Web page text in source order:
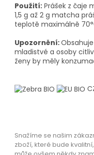
Použití: Prášek z čaje
1,5 g až 2 g matcha
teplotě maximálně
Upozornění:
mladistvé a osoby
ženy by měly
Snažíme se našim
zboží, které bude